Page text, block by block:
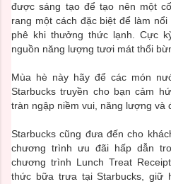
được sáng tạo để tạo nên một
rang một cách đặc biệt để làm
phê khi thưởng thức lạnh. Cực
nguồn năng lượng tươi mát thổi
Mùa hè này hãy để các món
Starbucks truyền cho bạn cảm
tràn ngập niềm vui, năng lượng và
Starbucks cũng đưa đến cho
chương trình ưu đãi hấp dẫn
chương trình Lunch Treat
thức bữa trưa tại Starbucks, giữ